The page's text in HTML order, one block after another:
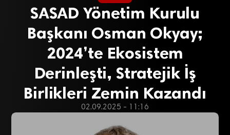
SASAD Yönetim Kurulu
Başkanı Osman Okyay;
2024’te Ekosistem
Derinleşti, Stratejik İş
Birlikleri Zemin Kazandı
02.09.2025 - 11:16